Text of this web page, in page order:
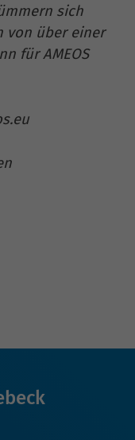
sich
von über einer
für AMEOS